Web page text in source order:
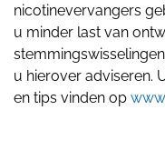
nicotinevervangers
u minder last van
u hierover adviseren.
en tips vinden op